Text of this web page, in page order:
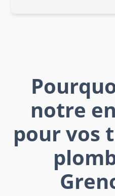
notre
pour vos